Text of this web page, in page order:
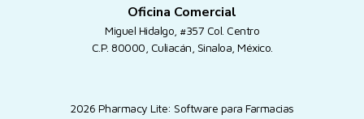
Oficina Comercial
Miguel Hidalgo, #357 Col. Centro
C.P. 80000, Culiacán, Sinaloa, México.
2026 Pharmacy Lite: Software para Farmacias